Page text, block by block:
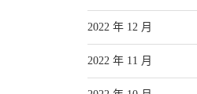
2022 年 12 月
2022 年 11 月